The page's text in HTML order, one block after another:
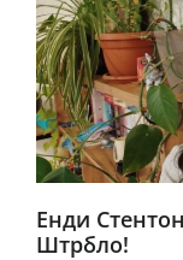
Енди
Штрбло!